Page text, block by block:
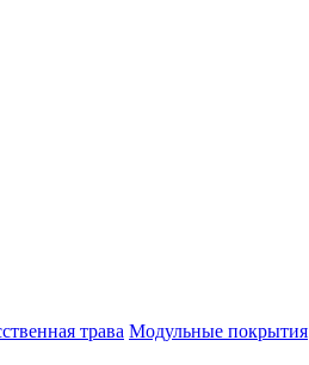
трава Модульные покрытия